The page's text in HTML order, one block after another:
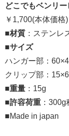
どこでもベンリ
￥1,700(本体価格)
■材質 ：ステンレ
■サイズ
ハンガー部：
クリップ部：
■重量 ：15g
■許容荷重 ：300g
■Made in japan